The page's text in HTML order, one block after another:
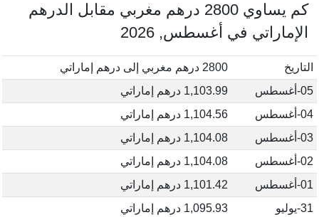
كم يساوي 2800 درهم مغربي مقابل الدرهم
الإماراتي في أغسطس, 2026
التاريخ
2800 درهم مغربي إلى درهم إماراتي
05-أغسطس
1,103.99 درهم إماراتي
04-أغسطس
1,104.56 درهم إماراتي
03-أغسطس
1,104.08 درهم إماراتي
02-أغسطس
1,104.08 درهم إماراتي
01-أغسطس
1,101.42 درهم إماراتي
31-يوليو
1,095.93 درهم إماراتي